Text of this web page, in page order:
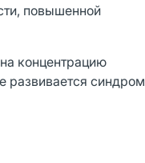
повышенной
концентрацию
развивается синдром